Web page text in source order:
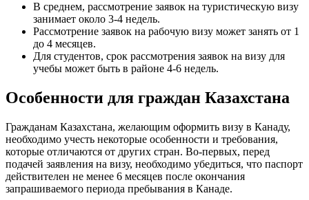
В среднем, рассмотрение заявок на туристическую визу
занимает около 3-4 недель.
Рассмотрение заявок на рабочую визу может занять от 1
до 4 месяцев.
Для студентов, срок рассмотрения заявок на визу для
учебы может быть в районе 4-6 недель.
Особенности для граждан Казахстана
Гражданам Казахстана, желающим оформить визу в Канаду,
необходимо учесть некоторые особенности и требования,
которые отличаются от других стран. Во-первых, перед
подачей заявления на визу, необходимо убедиться, что паспорт
действителен не менее 6 месяцев после окончания
запрашиваемого периода пребывания в Канаде.